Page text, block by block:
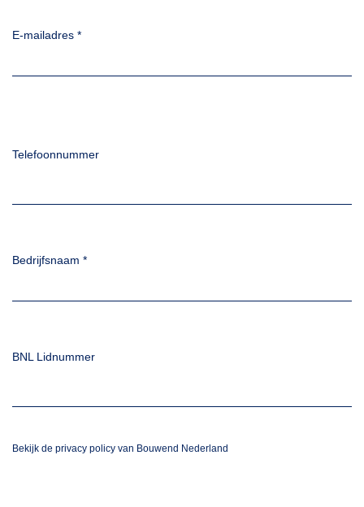
E-mailadres *
Telefoonnummer
Bedrijfsnaam *
BNL Lidnummer
Bekijk de privacy policy van Bouwend Nederland